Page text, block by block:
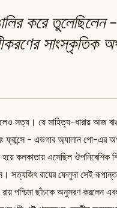
করে
সাংস্কৃতিক
সত্য। যে সাহিত্য-ধারায় আজ
ফ্রান্সে - এডগার অ্যালান পো-এর
কলকাতায় এসেছিল ঔপনিবেশিক
সত্যজিৎ রায়ের ফেলুদা সেই
পশ্চিমা ছাঁচকে অনুসরণ করলেন